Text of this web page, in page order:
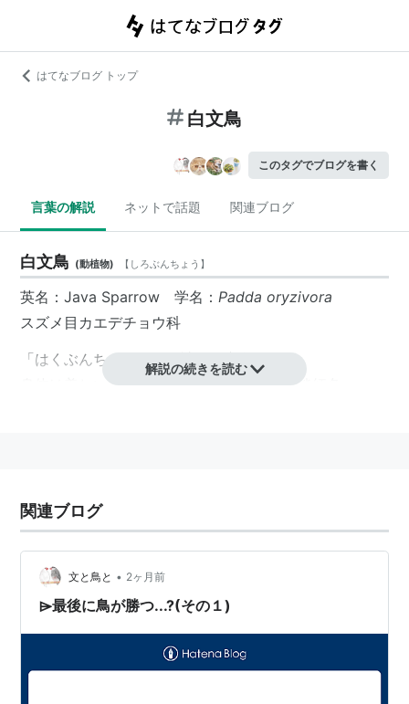
はてなブログ トップ
白文鳥
このタグでブログを書く
言葉の解説 ネットで話題 関連ブログ
白文鳥 (動植物) 【 しろぶんちょう 】
英名：Java Sparrow 学名：Padda oryzivora
スズメ目カエデチョウ科
「はくぶんちょう」とも読む。文鳥の一種。
身体は美しい白色で、口ばしは赤く、足は淡紅色。
解説の続きを読む
関連ブログ
文と鳥と • 2ヶ月前
⌲最後に鳥が勝つ...?(その１)